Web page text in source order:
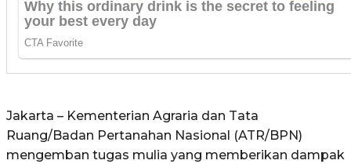
Jakarta – Kementerian Agraria dan Tata
Ruang/Badan Pertanahan Nasional (ATR/BPN)
mengemban tugas mulia yang memberikan dampak